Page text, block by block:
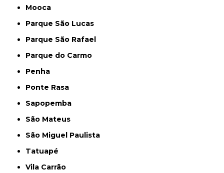
Mooca
Parque São Lucas
Parque São Rafael
Parque do Carmo
Penha
Ponte Rasa
Sapopemba
São Mateus
São Miguel Paulista
Tatuapé
Vila Carrão